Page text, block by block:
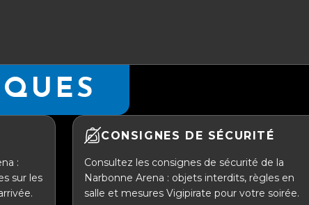
:
sur les
CONSIGNES DE SÉCURITÉ
Consultez les consignes de sécurité de la
Narbonne Arena : objets interdits, règles en
salle et mesures Vigipirate pour votre soirée.